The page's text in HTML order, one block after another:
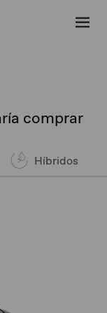
comprar
Híbridos